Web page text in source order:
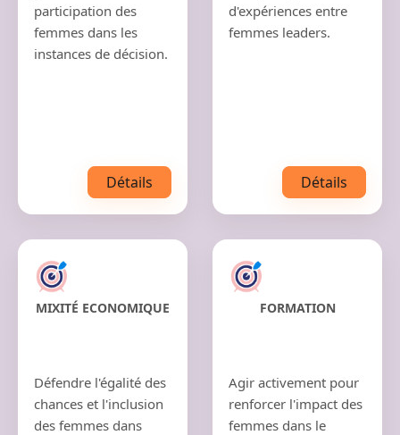
participation des
femmes dans les
instances de décision.
Détails
d'expériences entre
femmes leaders.
Détails
MIXITÉ ECONOMIQUE
Défendre l'égalité des
chances et l'inclusion
des femmes dans
FORMATION
Agir activement pour
renforcer l'impact des
femmes dans le